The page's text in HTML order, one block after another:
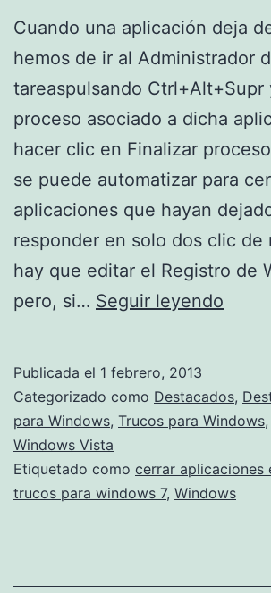
Cuando una aplicación deja
hemos de ir al Administrador
tareaspulsando Ctrl+Alt+Supr
proceso asociado a dicha
hacer clic en Finalizar
se puede automatizar para
aplicaciones que hayan
responder en solo dos clic de
hay que editar el Registro de
pero, si… Seguir leyendo
en
dos
Publicada el 1 febrero, 2013
Categorizado como Destacados,
para Windows, Trucos para Windows,
Windows Vista
Etiquetado como cerrar aplicaciones
trucos para windows 7, Windows